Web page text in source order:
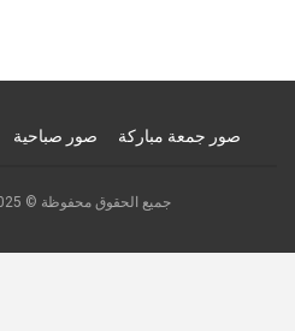
صور جمعة مباركة صور صباحية
جميع الحقوق محفوظة © 2025 إمبراطورية الصور